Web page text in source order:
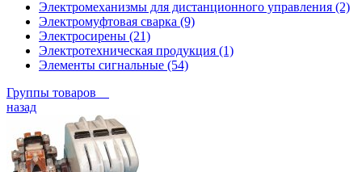
Электромеханизмы для дистанционного управления (2)
Электромуфтовая сварка (9)
Электросирены (21)
Электротехническая продукция (1)
Элементы сигнальные (54)
Группы товаров
назад